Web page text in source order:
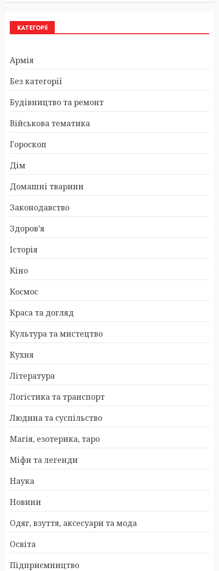
КАТЕГОРІЇ
Армія
Без категорії
Будівництво та ремонт
Військова тематика
Гороскоп
Дім
Домашні тварини
Законодавство
Здоров’я
Історія
Кіно
Космос
Краса та догляд
Культура та мистецтво
Кухня
Література
Логістика та транспорт
Людина та суспільство
Магія, езотерика, таро
Міфи та легенди
Наука
Новини
Одяг, взуття, аксесуари та мода
Освіта
Підприємництво